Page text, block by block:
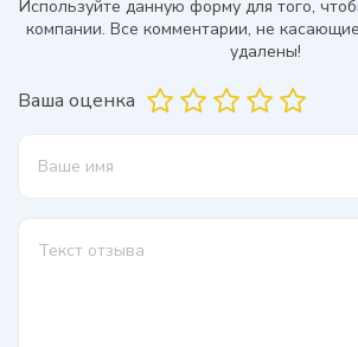
Используйте данную форму для того,
компании. Все комментарии, не
удалены!
Ваша оценка